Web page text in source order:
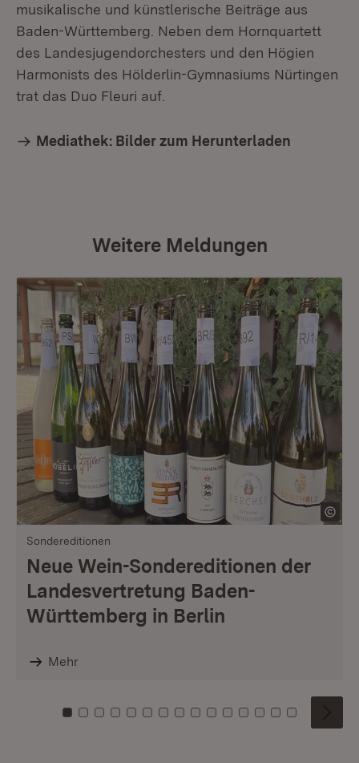
musikalische und künstlerische Beiträge aus
Baden-Württemberg. Neben dem Hornquartett
des Landesjugendorchesters und den Högien
Harmonists des Hölderlin-Gymnasiums Nürtingen
trat das Duo Fleuri auf.
Mediathek: Bilder zum Herunterladen
Weitere Meldungen
Sondereditionen
Neue Wein-Sondereditionen der
Landesvertretung Baden-
Württemberg in Berlin
Mehr
Zu Kachel: 0
Zu Kachel: 1
Zu Kachel: 2
Zu Kachel: 3
Zu Kachel: 4
Zu Kachel: 5
Zu Kachel: 6
Zu Kachel: 7
Zu Kachel: 8
Zu Kachel: 9
Zu Kachel: 10
Zu Kachel: 11
Zu Kachel: 12
Zu Kachel:
Zu